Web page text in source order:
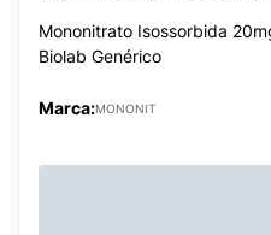
Mononitrato Isossorbida
Biolab Genérico
Marca:MONONIT